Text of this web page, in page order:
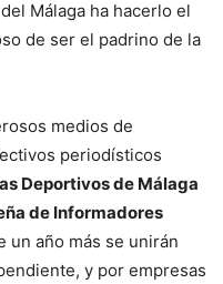
Málaga ha hacerlo el
de ser el padrino de la
medios de
periodísticos
Deportivos de Málaga
de Informadores
un año más se unirán
y por empresas